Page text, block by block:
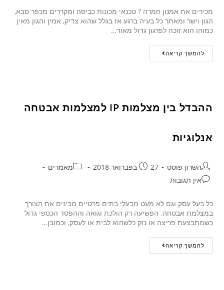
מכירים את אמנון חמרה ? טכנאי מכונות כביסה ומקררים מכפר סבא,
הגון וישר ומאתר כל בעיה ברגע אז בגלל שהוא צדיק, אמין והגון מאין
כמוהו הוא זוכה לפרגון גדול מאוד…
להמשך קריאה
ההבדל בין מצלמות IP למצלמות אבטחה
אנלוגיות
השרון פוסט 27 בפברואר 2018
מאמרים
אין תגובות
כל בעל עסק וגם לא מעט מבעלי בתים פרטיים מבינים את הצורך
במצלמת אבטחה. הפשיעה רק הולכת וגואה וההפסד הכספי גדול
כשמתבצעת פריצה או נזק כלשהוא לבית או לעסק, וכמובן…
להמשך קריאה